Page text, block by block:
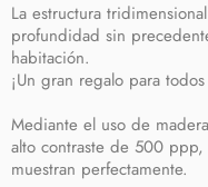
La estructura
profundidad sin
habitación.
¡Un gran regalo para
Mediante el uso de
alto contraste de 500
muestran perfectamente.